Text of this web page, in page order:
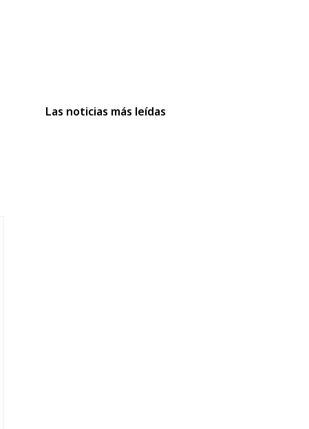
Las noticias más leídas